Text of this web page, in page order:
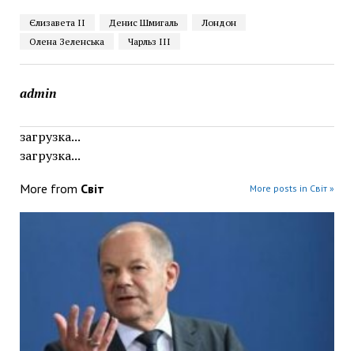
Єлизавета ІІ Денис Шмигаль
Лондон
Олена Зеленська
Чарльз ІІІ
admin
загрузка...
загрузка...
More from Світ More posts in Світ »